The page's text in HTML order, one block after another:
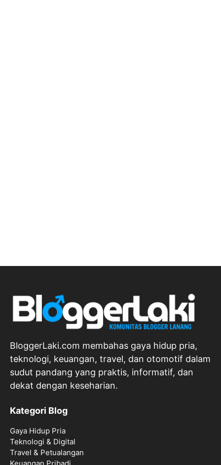
BloggerLaki.com membahas gaya hidup pria,
teknologi, keuangan, travel, dan otomotif dalam
sudut pandang yang praktis, informatif, dan
dekat dengan keseharian.
Kategori Blog
Gaya Hidup Pria
Teknologi & Digital
Travel & Petualangan